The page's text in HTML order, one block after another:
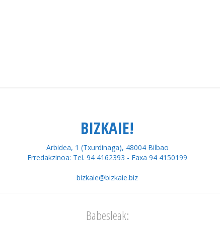
BIZKAIE!
Arbidea, 1 (Txurdinaga), 48004 Bilbao
Erredakzinoa: Tel. 94 4162393 - Faxa 94 4150199
bizkaie@bizkaie.biz
Babesleak: